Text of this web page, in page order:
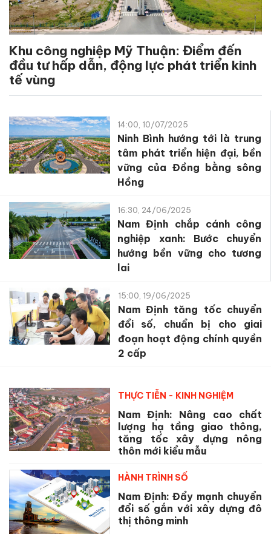
Khu công nghiệp Mỹ Thuận: Điểm đến
đầu tư hấp dẫn, động lực phát triển kinh
tế vùng
14:00, 10/07/2025
Ninh Bình hướng tới là trung
tâm phát triển hiện đại, bền
vững của Đồng bằng sông
Hồng
16:30, 24/06/2025
Nam Định chắp cánh công
nghiệp xanh: Bước chuyển
hướng bền vững cho tương
lai
15:00, 19/06/2025
Nam Định tăng tốc chuyển
đổi số, chuẩn bị cho giai
đoạn hoạt động chính quyền
2 cấp
THỰC TIỄN - KINH NGHIỆM
Nam Định: Nâng cao chất
lượng hạ tầng giao thông,
tăng tốc xây dựng nông
thôn mới kiểu mẫu
HÀNH TRÌNH SỐ
Nam Định: Đẩy mạnh chuyển
đổi số gắn với xây dựng đô
thị thông minh